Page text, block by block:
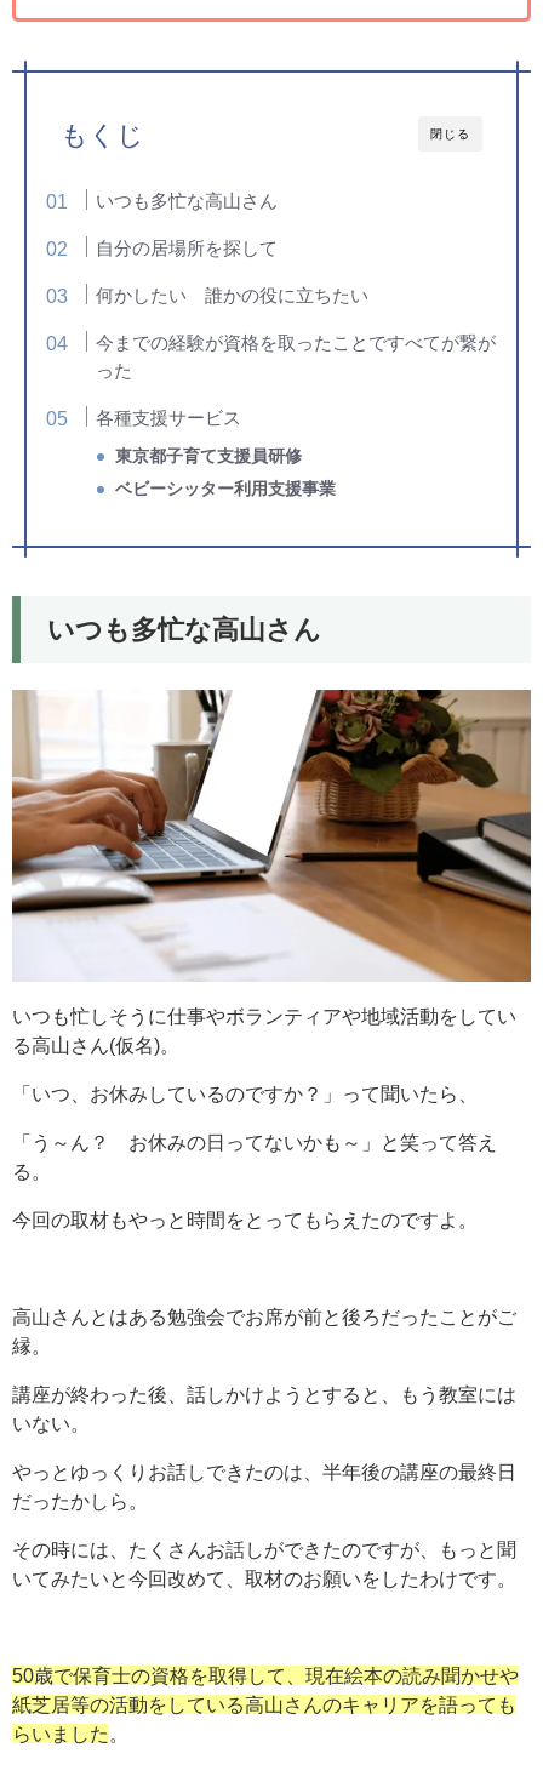
閉じる
もくじ
いつも多忙な高山さん
自分の居場所を探して
何かしたい 誰かの役に立ちたい
今までの経験が資格を取ったことですべてが繋が
った
各種支援サービス
東京都子育て支援員研修
ベビーシッター利用支援事業
いつも多忙な高山さん
いつも忙しそうに仕事やボランティアや地域活動をしてい
る高山さん(仮名)。
「いつ、お休みしているのですか？」って聞いたら、
「う～ん？ お休みの日ってないかも～」と笑って答え
る。
今回の取材もやっと時間をとってもらえたのですよ。
高山さんとはある勉強会でお席が前と後ろだったことがご
縁。
講座が終わった後、話しかけようとすると、もう教室には
いない。
やっとゆっくりお話しできたのは、半年後の講座の最終日
だったかしら。
その時には、たくさんお話しができたのですが、もっと聞
いてみたいと今回改めて、取材のお願いをしたわけです。
50歳で保育士の資格を取得して、現在絵本の読み聞かせや
紙芝居等の活動をしている高山さんのキャリアを語っても
らいました